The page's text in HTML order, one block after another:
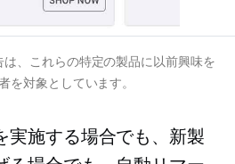
、これらの特定の製品に以前興味を
を対象としています。
実施する場合でも、新製